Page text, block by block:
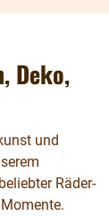
Deko,
und
Räder-